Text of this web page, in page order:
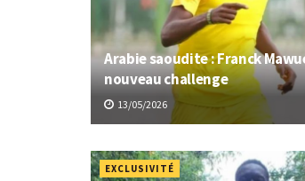
Arabie saoudite : Franck
nouveau challenge
13/05/2026
EXCLUSIVITÉ